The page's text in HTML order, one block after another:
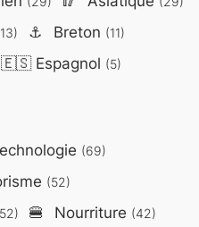
⚓ Breton (11)
🇪🇸Espagnol (5)
(69)
(52)
🍔 Nourriture (42)